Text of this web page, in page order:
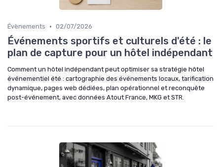
Évènements • 02/07/2026
Événements sportifs et culturels d'été : le
plan de capture pour un hôtel indépendant
Comment un hôtel indépendant peut optimiser sa stratégie hôtel
événementiel été : cartographie des événements locaux, tarification
dynamique, pages web dédiées, plan opérationnel et reconquête
post-événement, avec données Atout France, MKG et STR.